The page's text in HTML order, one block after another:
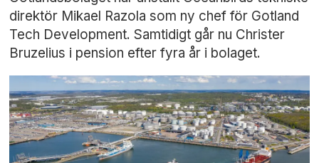
direktör Mikael Razola som ny chef för Gotland
Tech Development. Samtidigt går nu Christer
Bruzelius i pension efter fyra år i bolaget.